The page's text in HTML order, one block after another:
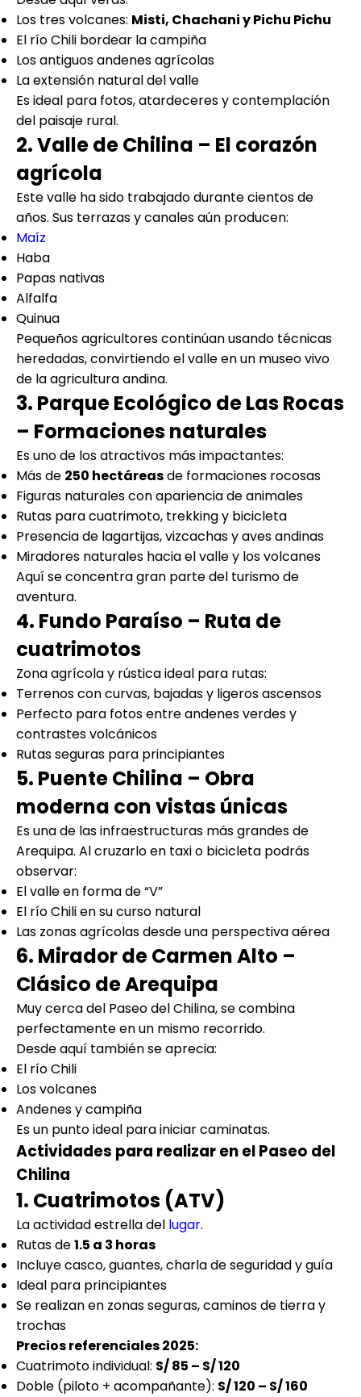
Los tres volcanes: Misti, Chachani y Pichu Pichu
El río Chili bordear la campiña
Los antiguos andenes agrícolas
La extensión natural del valle
Es ideal para fotos, atardeceres y contemplación
del paisaje rural.
2. Valle de Chilina – El corazón
agrícola
Este valle ha sido trabajado durante cientos de
años. Sus terrazas y canales aún producen:
Maíz
Haba
Papas nativas
Alfalfa
Quinua
Pequeños agricultores continúan usando técnicas
heredadas, convirtiendo el valle en un museo vivo
de la agricultura andina.
3. Parque Ecológico de Las Rocas
– Formaciones naturales
Es uno de los atractivos más impactantes:
Más de 250 hectáreasde formaciones rocosas
Figuras naturales con apariencia de animales
Rutas para cuatrimoto, trekking y bicicleta
Presencia de lagartijas, vizcachas y aves andinas
Miradores naturales hacia el valle y los volcanes
Aquí se concentra gran parte del turismo de
aventura.
4. Fundo Paraíso – Ruta de
cuatrimotos
Zona agrícola y rústica ideal para rutas:
Terrenos con curvas, bajadas y ligeros ascensos
Perfecto para fotos entre andenes verdes y
contrastes volcánicos
Rutas seguras para principiantes
5. Puente Chilina – Obra
moderna con vistas únicas
Es una de las infraestructuras más grandes de
Arequipa. Al cruzarlo en taxi o bicicleta podrás
observar:
El valle en forma de “V”
El río Chili en su curso natural
Las zonas agrícolas desde una perspectiva aérea
6. Mirador de Carmen Alto –
Clásico de Arequipa
Muy cerca del Paseo del Chilina, se combina
perfectamente en un mismo recorrido.
Desde aquí también se aprecia:
El río Chili
Los volcanes
Andenes y campiña
Es un punto ideal para iniciar caminatas.
Actividades para realizar en el Paseo del
Chilina
1. Cuatrimotos (ATV)
La actividad estrella del lugar.
Rutas de1.5 a 3 horas
Incluye casco, guantes, charla de seguridad y guía
Ideal para principiantes
Se realizan en zonas seguras, caminos de tierra y
trochas
Precios referenciales 2025:
Cuatrimoto individual: S/ 85 – S/ 120
Doble (piloto + acompañante): S/ 120 – S/ 160